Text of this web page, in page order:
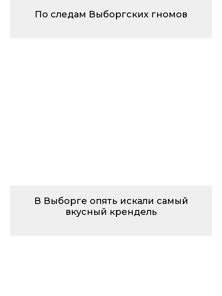
По следам Выборгских гномов
В Выборге опять искали самый
вкусный крендель